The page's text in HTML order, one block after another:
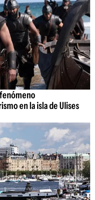
en la isla de Ulises